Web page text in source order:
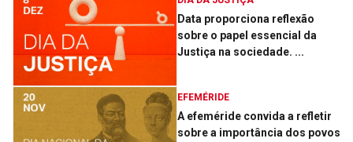
Data proporciona reflexão
sobre o papel essencial da
Justiça na sociedade. ­...
EFEMÉRIDE
A efeméride convida a refletir
sobre a importância dos povos